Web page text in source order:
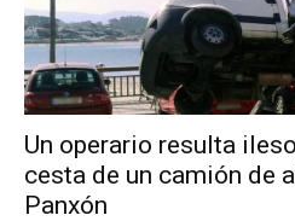
Un operario resulta
cesta de un camión de
Panxón